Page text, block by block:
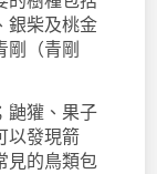
銀柴及桃金
剛（青剛
鼬獾、果子
以發現箭
見的鳥類包